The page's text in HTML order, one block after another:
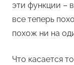
эти функции –
все теперь
похож ни на
Что касается